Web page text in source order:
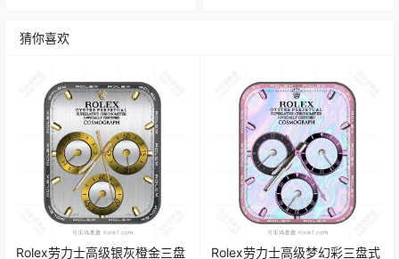
猜你喜欢
Rolex劳力士高级银灰橙金三盘
Rolex劳力士高级梦幻彩三盘式